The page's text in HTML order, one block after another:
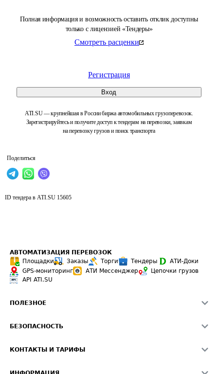
Полная информация и возможность оставить отклик доступны
только с лицензией «Тендеры»
Смотреть расценки
Регистрация
Вход
ATI.SU — крупнейшая в России биржа автомобильных грузоперевозок.
Зарегистрируйтесь и получите доступ к тендерам на перевозки, заявкам
на перевозку грузов и поиск транспорта
Поделиться
ID тендера в ATI.SU 15605
АВТОМАТИЗАЦИЯ ПЕРЕВОЗОК
Площадки
Заказы Торги Тендеры
АТИ-Доки
GPS-мониторинг
АТИ Мессенджер
Цепочки грузов
API ATI.SU
ПОЛЕЗНОЕ
Звезды ATI.SU на вашем сайте
БЕЗОПАСНОСТЬ
Светофор+
КОНТАКТЫ И ТАРИФЫ